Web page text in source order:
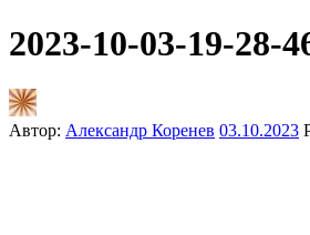
2023-10-03-19-28-
Автор: Александр Коренев 03.10.2023